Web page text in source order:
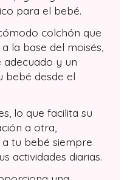
para el bebé.
colchón que
la base del moisés,
y un
bebé desde el
lo que facilita su
a otra,
tu bebé siempre
actividades diarias.